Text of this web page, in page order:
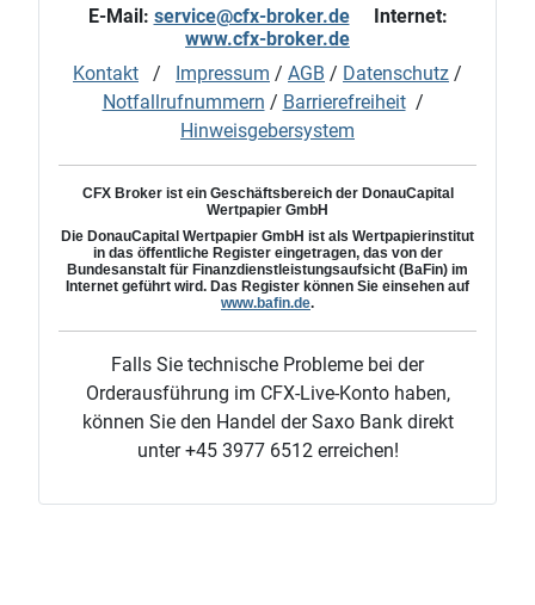
E-Mail: service@cfx-broker.deInternet:
www.cfx-broker.de
Kontakt / Impressum / AGB / Datenschutz /
Notfallrufnummern / Barrierefreiheit/
Hinweisgebersystem
CFX Broker ist ein Geschäftsbereich der DonauCapital
Wertpapier GmbH
Die DonauCapital Wertpapier GmbH ist als Wertpapierinstitut
in das öffentliche Register eingetragen, das von der
Bundesanstalt für Finanzdienstleistungsaufsicht (BaFin) im
Internet geführt wird. Das Register können Sie einsehen auf
www.bafin.de.
Falls Sie technische Probleme bei der
Orderausführung im CFX-Live-Konto haben,
können Sie den Handel der Saxo Bank direkt
unter +45 3977 6512 erreichen!